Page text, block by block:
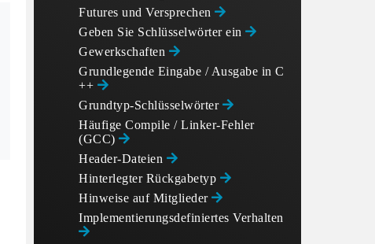
Futures und Versprechen
Geben Sie Schlüsselwörter ein
Gewerkschaften
Grundlegende Eingabe / Ausgabe in C
++
Grundtyp-Schlüsselwörter
Häufige Compile / Linker-Fehler
(GCC)
Header-Dateien
Hinterlegter Rückgabetyp
Hinweise auf Mitglieder
Implementierungsdefiniertes Verhalten